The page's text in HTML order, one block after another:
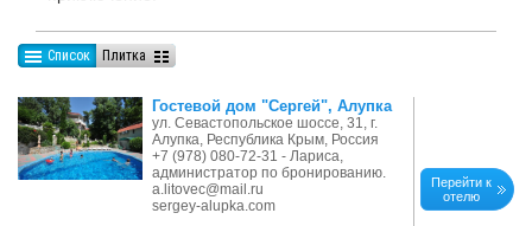
Список Плитка
Гостевой дом "Сергей", Алупка
ул. Севастопольское шоссе, 31, г.
Алупка, Республика Крым, Россия
+7 (978) 080-72-31 - Лариса,
администратор по бронированию.
a.litovec@mail.ru
sergey-alupka.com
Перейти к
отелю